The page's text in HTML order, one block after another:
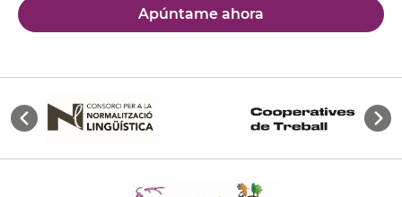
Apúntame ahora